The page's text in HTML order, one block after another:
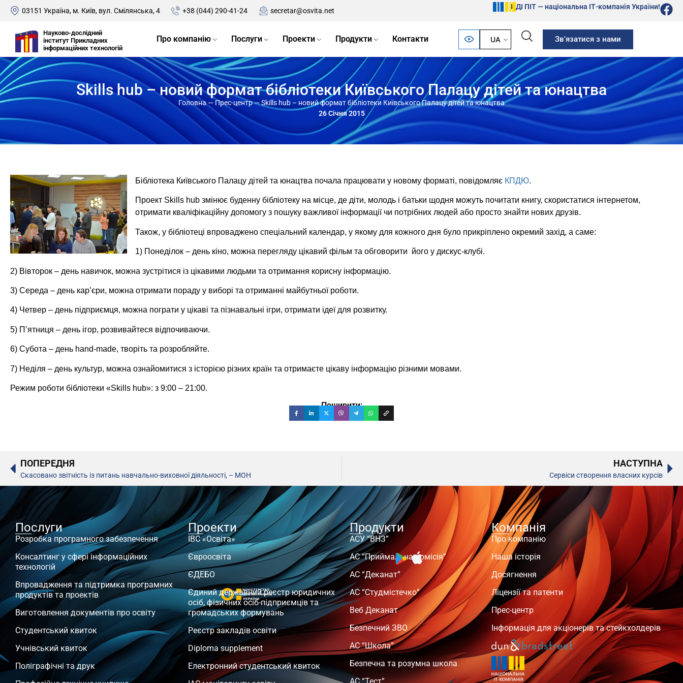
03151 Україна, м. Київ, вул. Смілянська, 4 +38 (044) 290-41-24 secretar@osvita.net
НДІ ПІТ — національна ІТ-компанія України!
Науково-дослідний
інститут Прикладних
інформаційних технологій
Про компанію Послуги Проекти Продукти Контакти UA Зв'язатися з нами
Skills hub – новий формат бібліотеки Київського Палацу дітей та юнацтва
Головна— Прес-центр—Skills hub – новий формат бібліотеки Київського Палацу дітей та юнацтва
26 Січня 2015
Бібліотека Київського Палацу дітей та юнацтва почала працювати у новому форматі, повідомляє КПДЮ.
Проект Skills hub змінює буденну бібліотеку на місце, де діти, молодь і батьки щодня можуть почитати книгу, скористатися інтернетом,
отримати кваліфікаційну допомогу з пошуку важливої інформації чи потрібних людей або просто знайти нових друзів.
Також, у бібліотеці впроваджено спеціальний календар, у якому для кожного дня було прикріплено окремий захід, а саме:
1) Понеділок – день кіно, можна перегляду цікавий фільм та обговорити його у дискус-клубі.
2) Вівторок – день навичок, можна зустрітися із цікавими людьми та отримання корисну інформацію.
3) Середа – день кар’єри, можна отримати пораду у виборі та отриманні майбутньої роботи.
4) Четвер – день підприємця, можна пограти у цікаві та пізнавальні ігри, отримати ідеї для розвитку.
5) П’ятниця – день ігор, розвивайтеся відпочиваючи.
6) Субота – день hand-made, творіть та розробляйте.
7) Неділя – день культур, можна ознайомитися з історією різних країн та отримаєте цікаву інформацію різними мовами.
Режим роботи бібліотеки «Skills hub»: з 9:00 – 21:00.
Поширити:
ПОПЕРЕДНЯ
Скасовано звітність із питань навчально-виховної діяльності, – МОН
НАСТУПНА
Сервіси створення власних курсів
Послуги
Розробка програмного забезпечення
Консалтинг у сфері інформаційних
технологій
Впровадження та підтримка програмних
продуктів та проектів
Виготовлення документів про освіту
Студентський квиток
Учнівський квиток
Поліграфічні та друк
Проекти
ІВС «Освіта»
Євроосвіта
ЄДЕБО
Єдиний державний реєстр юридичних
осіб, фізичних осіб-підприємців та
громадських формувань
Реєстр закладів освіти
Diploma supplement
Електронний студентський квиток
Продукти
АСУ “ВНЗ”
АС “Приймальна комісія”
АС “Деканат”
АС “Студмістечко”
Веб Деканат
Безпечний ЗВО
АС “Школа”
Безпечна та розумна школа
АС “Тест”
Компанія
Про компанію
Наша історія
Досягнення
Ліцензії та патенти
Прес-центр
Інформація для акціонерів та стейкхолдерів